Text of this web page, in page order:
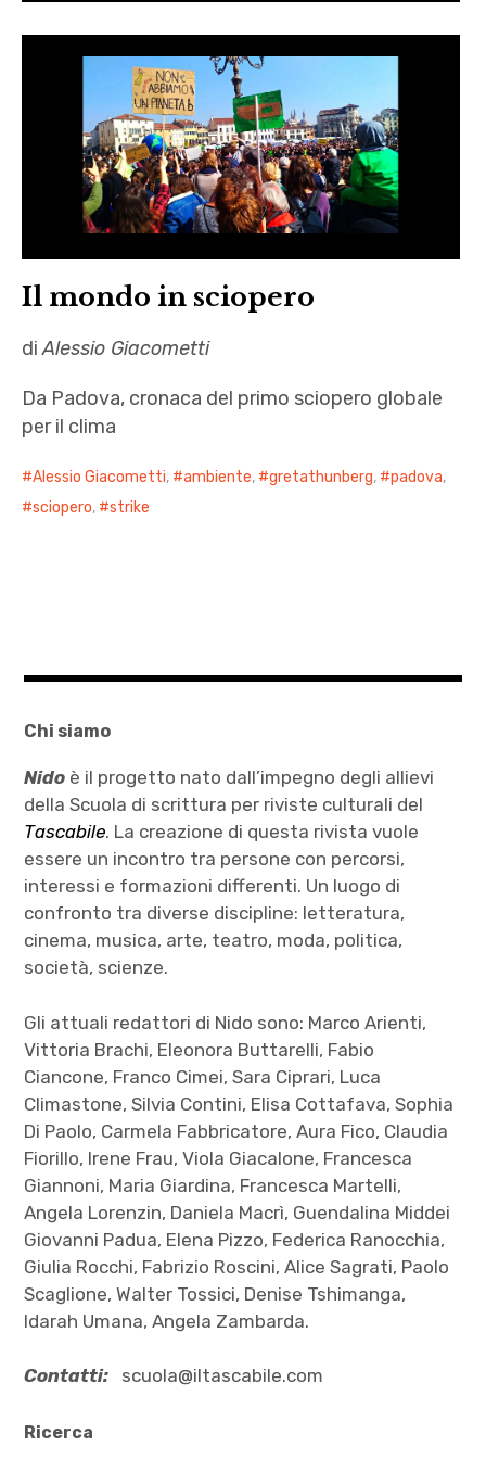
Il mondo in sciopero
diAlessio Giacometti
Da Padova, cronaca del primo sciopero globale
per il clima
Alessio Giacometti, ambiente, gretathunberg, padova,
sciopero, strike
Chi siamo
Nido è il progetto nato dall’impegno degli allievi
della Scuola di scrittura per riviste culturali del
Tascabile. La creazione di questa rivista vuole
essere un incontro tra persone con percorsi,
interessi e formazioni differenti. Un luogo di
confronto tra diverse discipline: letteratura,
cinema, musica, arte, teatro, moda, politica,
società, scienze.
Gli attuali redattori di Nido sono: Marco Arienti,
Vittoria Brachi, Eleonora Buttarelli, Fabio
Ciancone, Franco Cimei, Sara Ciprari, Luca
Climastone, Silvia Contini, Elisa Cottafava, Sophia
Di Paolo, Carmela Fabbricatore, Aura Fico, Claudia
Fiorillo, Irene Frau, Viola Giacalone, Francesca
Giannoni, Maria Giardina, Francesca Martelli,
Angela Lorenzin, Daniela Macrì, Guendalina Middei
Giovanni Padua, Elena Pizzo, Federica Ranocchia,
Giulia Rocchi, Fabrizio Roscini, Alice Sagrati, Paolo
Scaglione, Walter Tossici, Denise Tshimanga,
Idarah Umana, Angela Zambarda.
Contatti: scuola@iltascabile.com
Ricerca